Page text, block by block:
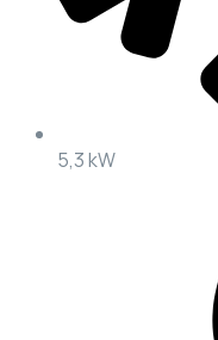
5,3 kW